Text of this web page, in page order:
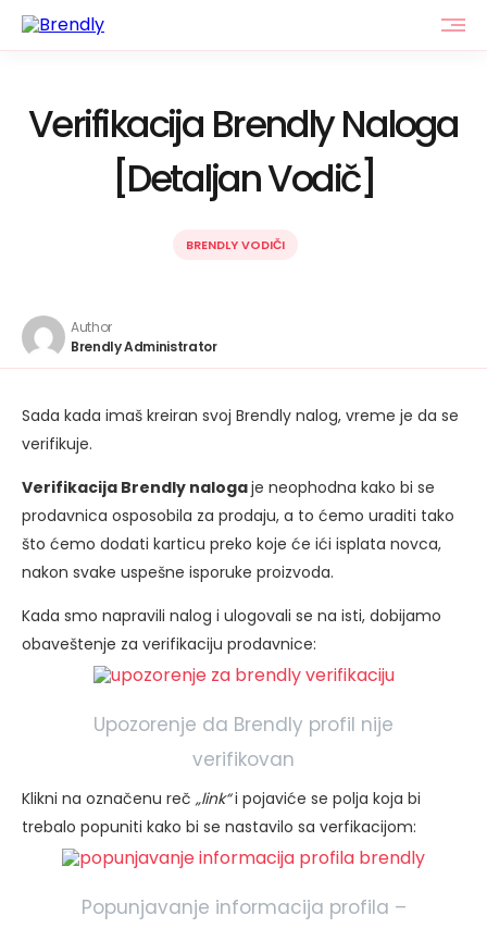
Verifikacija Brendly Naloga
[Detaljan Vodič]
BRENDLY VODIČI
Author
Brendly Administrator
Sada kada imaš kreiran svoj Brendly nalog, vreme je da se
verifikuje.
Verifikacija Brendly nalogaje neophodna kako bi se
prodavnica osposobila za prodaju, a to ćemo uraditi tako
što ćemo dodati karticu preko koje će ići isplata novca,
nakon svake uspešne isporuke proizvoda.
Kada smo napravili nalog i ulogovali se na isti, dobijamo
obaveštenje za verifikaciju prodavnice:
Upozorenje da Brendly profil nije
verifikovan
Klikni na označenu reč „link“i pojaviće se polja koja bi
trebalo popuniti kako bi se nastavilo sa verfikacijom:
Popunjavanje informacija profila –